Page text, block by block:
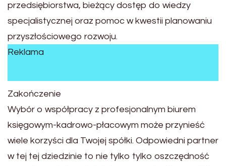
przedsiębiorstwa, bieżący dostęp do wiedzy
specjalistycznej oraz pomoc w kwestii planowaniu
przyszłościowego rozwoju.
Reklama
Zakończenie
Wybór o współpracy z profesjonalnym biurem
księgowym-kadrowo-płacowym może przynieść
wiele korzyści dla Twojej spółki. Odpowiedni partner
w tej tej dziedzinie to nie tylko tylko oszczędność